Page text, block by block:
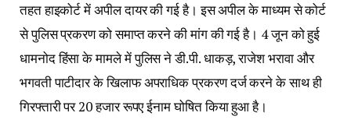
तहत हाइकोर्ट में अपील दायर की गई है। इस अपील के माध्यम से कोर्ट
से पुलिस प्रकरण को समाप्त करने की मांग की गई है। 4 जून को हुई
धामनोद हिंसा के मामले में पुलिस ने डी.पी. धाकड़, राजेश भरावा और
भगवती पाटीदार के खिलाफ अपराधिक प्रकरण दर्ज करने के साथ ही
गिरफ्तारी पर 20 हजार रूपए ईनाम घोषित किया हुआ है।